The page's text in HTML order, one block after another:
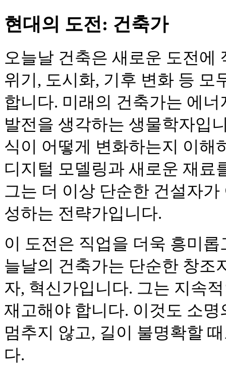
현대의 도전: 건축가
오늘날 건축은 새로운 도전에
위기, 도시화, 기후 변화 등 모
합니다. 미래의 건축가는 에
발전을 생각하는 생물학자입
식이 어떻게 변화하는지 이해
디지털 모델링과 새로운 재료
그는 더 이상 단순한 건설자
성하는 전략가입니다.
이 도전은 직업을 더욱 흥미
늘날의 건축가는 단순한 창조
자, 혁신가입니다. 그는 지속
재고해야 합니다. 이것도 소
멈추지 않고, 길이 불명확할
다.